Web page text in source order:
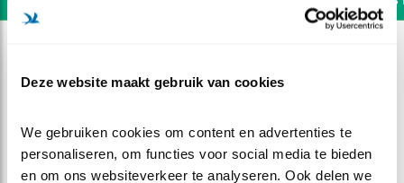
Deze website maakt gebruik van cookies
We gebruiken cookies om content en advertenties te
personaliseren, om functies voor social media te bieden
en om ons websiteverkeer te analyseren. Ook delen we